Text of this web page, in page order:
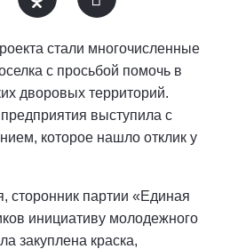
стали многочисленные
с просьбой помочь в
дворовых территорий.
выступила с
которое нашло отклик у
сторонник партии «Единая
инициативу молодежного
закуплена краска,